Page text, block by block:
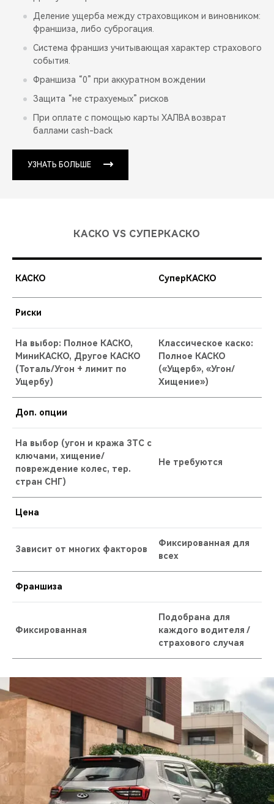
Деление ущерба между страховщиком и виновником:
франшиза, либо суброгация.
Система франшиз учитывающая характер страхового
события.
Франшиза “0” при аккуратном вождении
Защита “не страхуемых” рисков
При оплате с помощью карты ХАЛВА возврат
баллами cash-back
УЗНАТЬ БОЛЬШЕ
КАСКО VS СУПЕРКАСКО
КАСКО СуперКАСКО
Риски
На выбор: Полное КАСКО,
МиниКАСКО, Другое КАСКО
(Тоталь/Угон + лимит по
Ущербу)
Классическое каско:
Полное КАСКО
(«Ущерб», «Угон/
Хищение»)
Доп. опции
На выбор (угон и кража ЗТС с
ключами, хищение/
повреждение колес, тер.
стран СНГ)
Не требуются
Цена
Зависит от многих факторов
Фиксированная для
всех
Франшиза
Фиксированная
Подобрана для
каждого водителя /
страхового случая